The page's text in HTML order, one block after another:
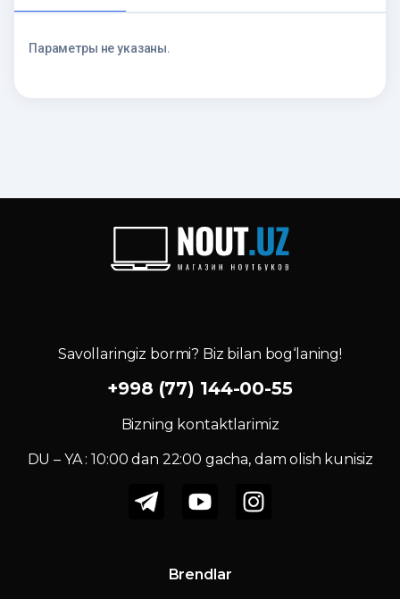
Параметры не указаны.
Savollaringiz bormi? Biz bilan bog‘laning!
+998 (77) 144-00-55
Bizning kontaktlarimiz
DU – YA : 10:00 dan 22:00 gacha, dam olish kunisiz
Brendlar